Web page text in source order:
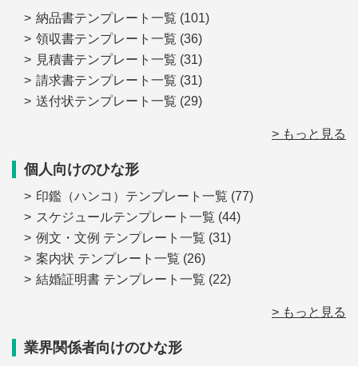
納品書テンプレート一覧 (101)
領収書テンプレート一覧 (36)
見積書テンプレート一覧 (31)
請求書テンプレート一覧 (31)
送付状テンプレート一覧 (29)
> もっと見る
個人向けのひな形
印鑑（ハンコ）テンプレート一覧 (77)
スケジュールテンプレート一覧 (44)
例文・文例 テンプレート一覧 (31)
案内状 テンプレート一覧 (26)
結婚証明書 テンプレート一覧 (22)
> もっと見る
業界関係者向けのひな形